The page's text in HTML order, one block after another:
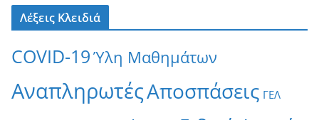
Λέξεις Κλειδιά
COVID-19Ύλη Μαθημάτων
ΑναπληρωτέςΑποσπάσεις ΓΕΛ